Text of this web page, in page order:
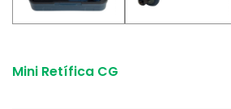
Mini Retífica CG